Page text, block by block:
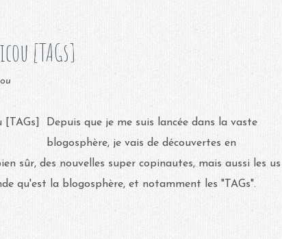
[TAGs]
Depuis que je me suis lancée dans la vaste
blogosphère, je vais de découvertes en
sûr, des nouvelles super copinautes, mais aussi les us
qu'est la blogosphère, et notamment les "TAGs".